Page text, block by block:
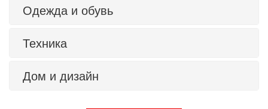
Одежда и обувь
Техника
Дом и дизайн